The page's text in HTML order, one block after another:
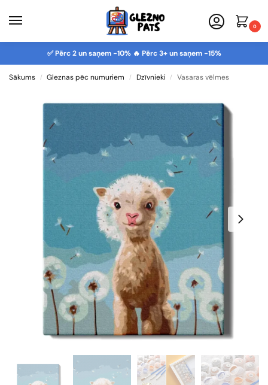
0
✅ Pērc 2 un saņem -10% 🔥 Pērc 3+ un saņem -15%
Sākums / Gleznas pēc numuriem / Dzīvnieki / Vasaras vēlmes